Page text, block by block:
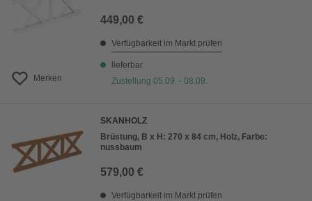
Merken
449,00 €
Verfügbarkeit im Markt prüfen
lieferbar
Zustellung 05.09. - 08.09.
SKANHOLZ
Brüstung, B x H: 270 x 84 cm, Holz, Farbe:
nussbaum
579,00 €
Verfügbarkeit im Markt prüfen